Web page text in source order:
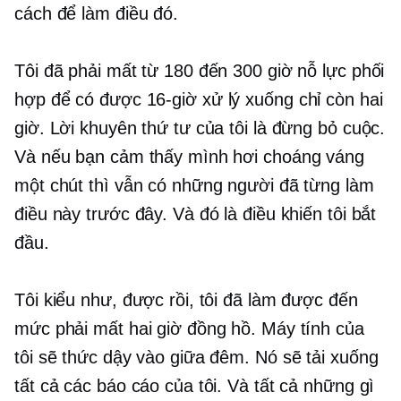
cách để làm điều đó.
Tôi đã phải mất từ ​​180 đến 300 giờ nỗ lực phối
hợp để có được 16-giờxử lý xuống chỉ còn hai
giờ. Lời khuyên thứ tư của tôi là đừng bỏ cuộc.
Và nếu bạn cảm thấy mình hơi choáng váng
một chút thì vẫn có những người đã từng làm
điều này trước đây. Và đó là điều khiến tôi bắt
đầu.
Tôi kiểu như, được rồi, tôi đã làm được đến
mức phải mất hai giờ đồng hồ. Máy tính của
tôi sẽ thức dậy vào giữa đêm. Nó sẽ tải xuống
tất cả các báo cáo của tôi. Và tất cả những gì